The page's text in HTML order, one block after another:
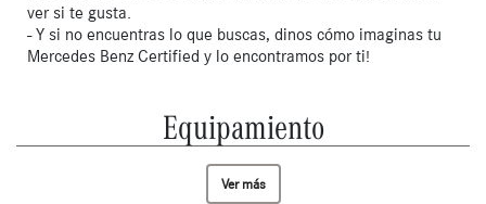
ver si te gusta.
- Y si no encuentras lo que buscas, dinos cómo imaginas tu
Mercedes Benz Certified y lo encontramos por ti!
Equipamiento
Ver más